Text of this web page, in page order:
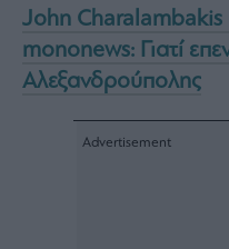
John Charalambakis
mononews: Γιατί
Αλεξανδρούπολης